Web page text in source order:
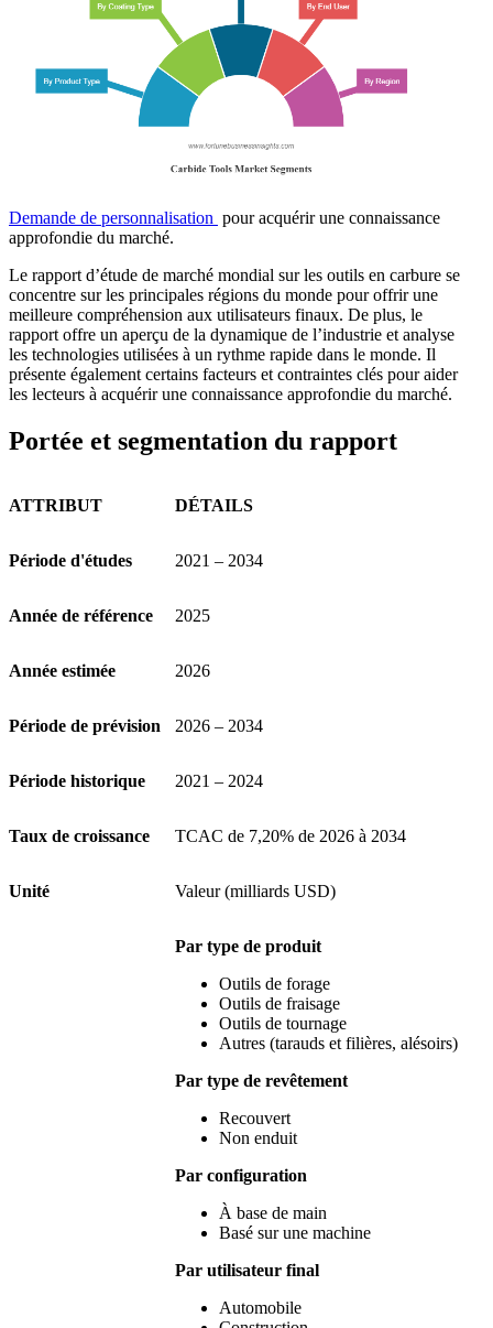
Demande de personnalisation pour acquérir une connaissance
approfondie du marché.
Le rapport d’étude de marché mondial sur les outils en carbure se
concentre sur les principales régions du monde pour offrir une
meilleure compréhension aux utilisateurs finaux. De plus, le
rapport offre un aperçu de la dynamique de l’industrie et analyse
les technologies utilisées à un rythme rapide dans le monde. Il
présente également certains facteurs et contraintes clés pour aider
les lecteurs à acquérir une connaissance approfondie du marché.
Portée et segmentation du rapport
ATTRIBUT DÉTAILS
Période d'études 2021 – 2034
Année de référence 2025
Année estimée 2026
Période de prévision 2026 – 2034
Période historique 2021 – 2024
Taux de croissance TCAC de 7,20% de 2026 à 2034
Unité Valeur (milliards USD)
Par type de produit
Outils de forage
Outils de fraisage
Outils de tournage
Autres (tarauds et filières, alésoirs)
Par type de revêtement
Recouvert
Non enduit
Par configuration
À base de main
Basé sur une machine
Par utilisateur final
Automobile